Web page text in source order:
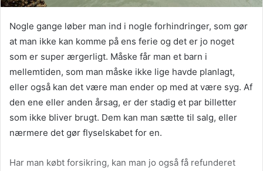
Nogle gange løber man ind i nogle forhindringer, som gør
at man ikke kan komme på ens ferie og det er jo noget
som er super ærgerligt. Måske får man et barn i
mellemtiden, som man måske ikke lige havde planlagt,
eller også kan det være man ender op med at være syg. Af
den ene eller anden årsag, er der stadig et par billetter
som ikke bliver brugt. Dem kan man sætte til salg, eller
nærmere det gør flyselskabet for en.
Har man købt forsikring, kan man jo også få refunderet